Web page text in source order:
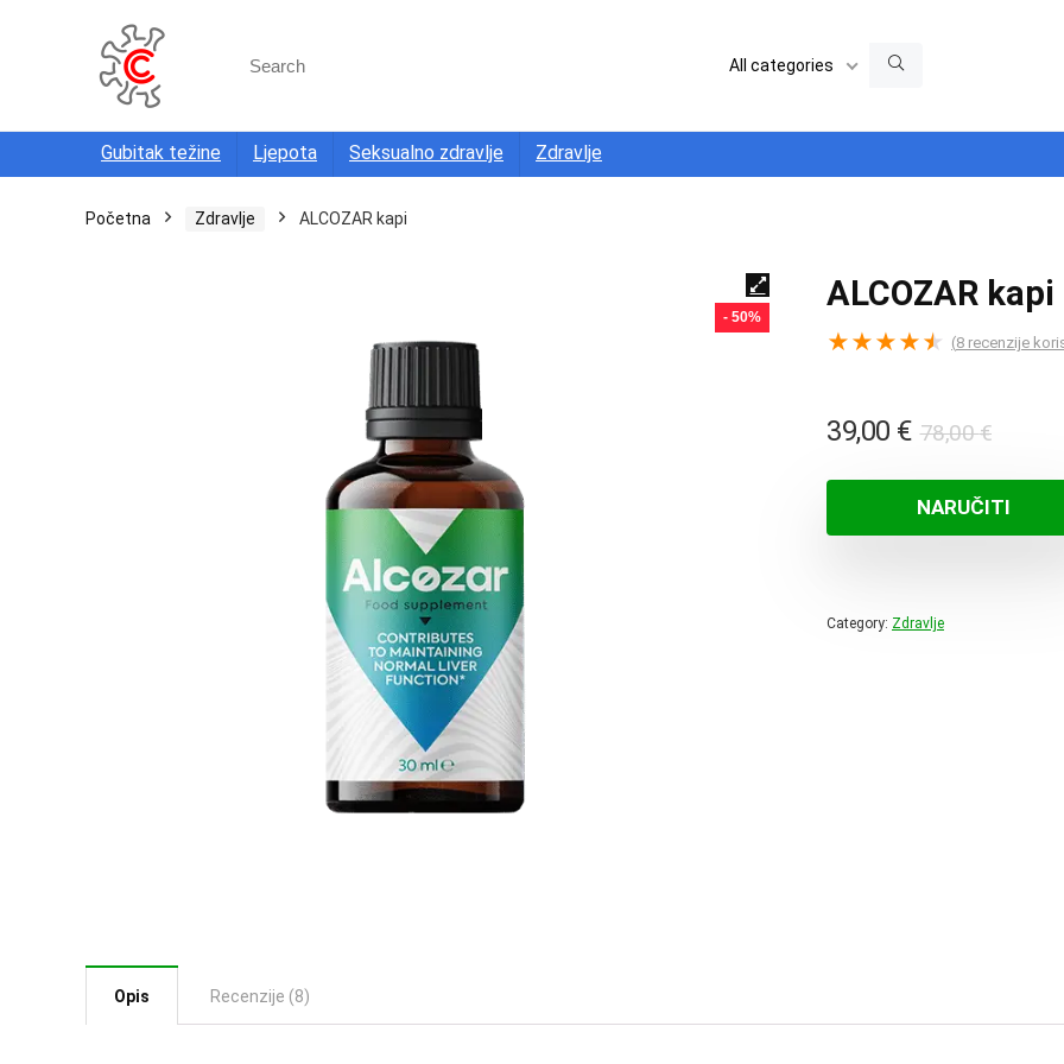
for:
All categories
Gubitak težine Ljepota Seksualno zdravlje Zdravlje
Početna Zdravlje ALCOZAR kapi
- 50%
ALCOZAR kapi
★★★★★ (8 recenzije
78,00€
bila
je:
39,00 €
je:
39,00
NARUČITI
Category: Zdravlje
Opis Recenzije (8)